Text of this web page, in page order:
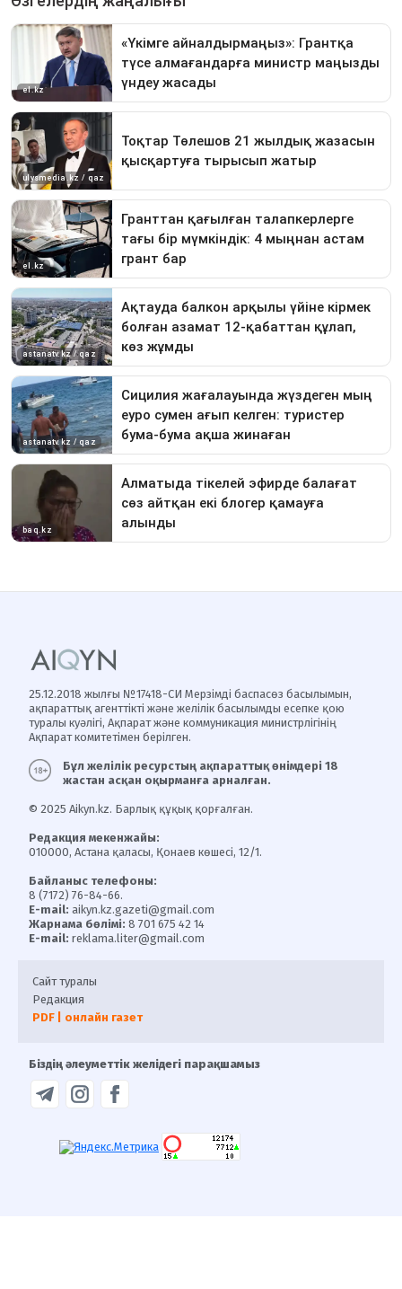
25.12.2018 жылғы №17418-СИ Мерзімді баспасөз басылымын,
ақпараттық агенттікті және желілік басылымды есепке қою
туралы куәлігі, Ақпарат және коммуникация министрлігінің
Ақпарат комитетімен берілген.
Бұл желілік ресурстың ақпараттық өнімдері 18
жастан асқан оқырманға арналған.
© 2025 Aikyn.kz. Барлық құқық қорғалған.
Редакция мекенжайы:
010000, Астана қаласы, Қонаев көшесі, 12/1.
Байланыс телефоны:
8 (7172) 76-84-66.
E-mail: aikyn.kz.gazeti@gmail.com
Жарнама бөлімі: 8 701 675 42 14
E-mail: reklama.liter@gmail.com
Сайт туралы
Редакция
PDF | онлайн газет
Біздің әлеуметтік желідегі парақшамыз